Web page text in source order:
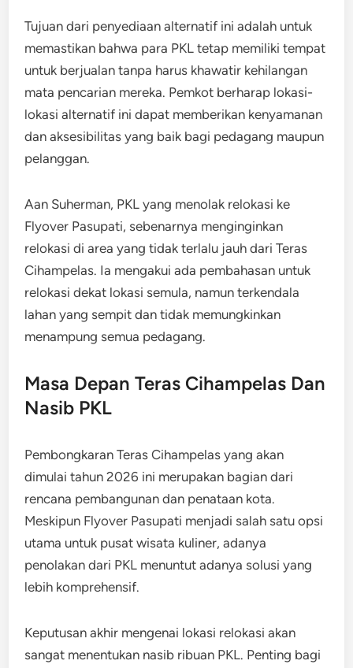
Tujuan dari penyediaan alternatif ini adalah untuk
memastikan bahwa para PKL tetap memiliki tempat
untuk berjualan tanpa harus khawatir kehilangan
mata pencarian mereka. Pemkot berharap lokasi-
lokasi alternatif ini dapat memberikan kenyamanan
dan aksesibilitas yang baik bagi pedagang maupun
pelanggan.
Aan Suherman, PKL yang menolak relokasi ke
Flyover Pasupati, sebenarnya menginginkan
relokasi di area yang tidak terlalu jauh dari Teras
Cihampelas. Ia mengakui ada pembahasan untuk
relokasi dekat lokasi semula, namun terkendala
lahan yang sempit dan tidak memungkinkan
menampung semua pedagang.
Masa Depan Teras Cihampelas Dan
Nasib PKL
Pembongkaran Teras Cihampelas yang akan
dimulai tahun 2026 ini merupakan bagian dari
rencana pembangunan dan penataan kota.
Meskipun Flyover Pasupati menjadi salah satu opsi
utama untuk pusat wisata kuliner, adanya
penolakan dari PKL menuntut adanya solusi yang
lebih komprehensif.
Keputusan akhir mengenai lokasi relokasi akan
sangat menentukan nasib ribuan PKL. Penting bagi